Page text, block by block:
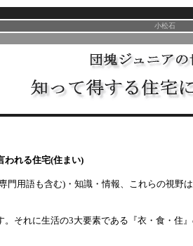
小松石
われる住宅(住まい)
門用語も含む)・知識・情報、これらの視野
。それに生活の3大要素である『衣・食・住